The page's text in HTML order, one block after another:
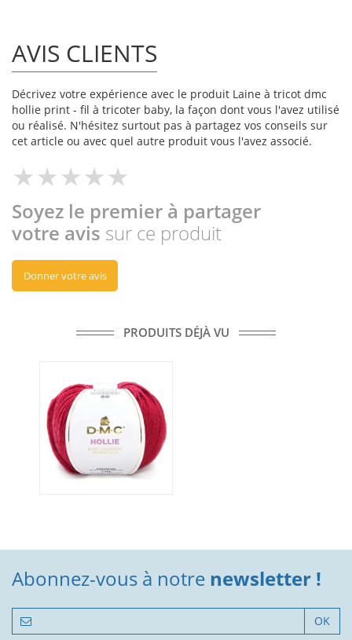
AVIS CLIENTS
Décrivez votre expérience avec le produit Laine à tricot dmc
hollie print - fil à tricoter baby, la façon dont vous l'avez utilisé
ou réalisé. N'hésitez surtout pas à partagez vos conseils sur
cet article ou avec quel autre produit vous l'avez associé.
Soyez le premier à partager
votre avis sur ce produit
Donner votre avis
PRODUITS DÉJÀ VU
Abonnez-vous à notre newsletter !
OK